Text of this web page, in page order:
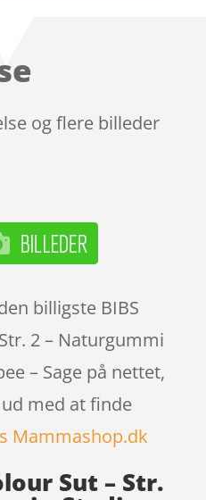
og flere billeder
billigste BIBS
2 – Naturgummi
– Sage på nettet,
med at finde
Mammashop.dk
Sut – Str.